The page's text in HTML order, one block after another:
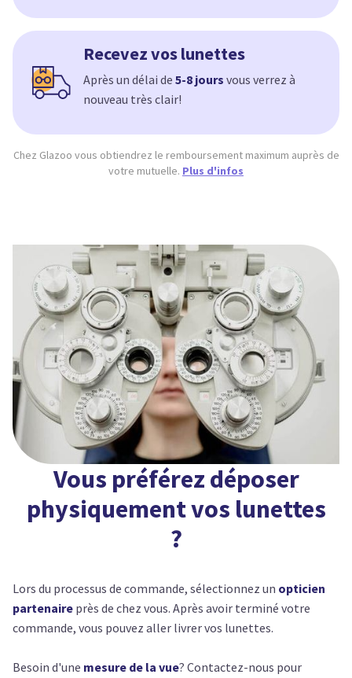
Recevez vos lunettes
Après un délai de 5-8 jours vous verrez à
nouveau très clair!
Chez Glazoo vous obtiendrez le remboursement maximum auprès de
votre mutuelle. Plus d'infos
Vous préférez déposer
physiquement vos lunettes
?
Lors du processus de commande, sélectionnez un opticien
partenaire près de chez vous. Après avoir terminé votre
commande, vous pouvez aller livrer vos lunettes.
Besoin d'une mesure de la vue? Contactez-nous pour